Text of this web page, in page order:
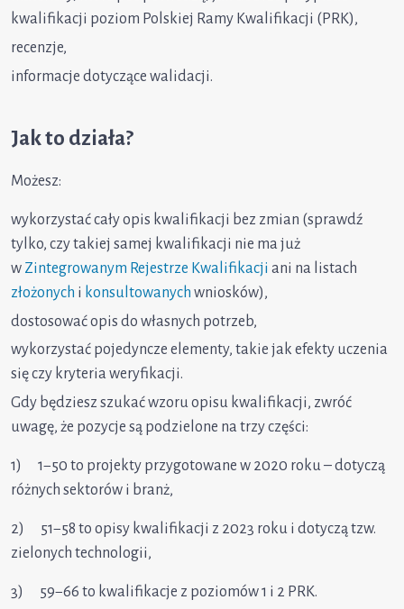
kwalifikacji poziom Polskiej Ramy Kwalifikacji (PRK),
recenzje,
informacje dotyczące walidacji.
Jak to działa?
Możesz:
wykorzystać cały opis kwalifikacji bez zmian (sprawdź
tylko, czy takiej samej kwalifikacji nie ma już
w Zintegrowanym Rejestrze Kwalifikacji ani na listach
złożonych i konsultowanych wniosków),
dostosować opis do własnych potrzeb,
wykorzystać pojedyncze elementy, takie jak efekty uczenia
się czy kryteria weryfikacji.
Gdy będziesz szukać wzoru opisu kwalifikacji, zwróć
uwagę, że pozycje są podzielone na trzy części:
1) 1−50 to projekty przygotowane w 2020 roku – dotyczą
różnych sektorów i branż,
2) 51−58 to opisy kwalifikacji z 2023 roku i dotyczą tzw.
zielonych technologii,
3) 59−66 to kwalifikacje z poziomów 1 i 2 PRK.